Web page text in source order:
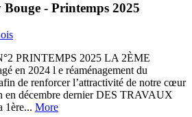
- Printemps 2025
PRINTEMPS 2025 LA 2ÈME
en 2024 l e réaménagement du
de renforcer l’attractivité de notre cœur
en décembre dernier DES TRAVAUX
1ère... More